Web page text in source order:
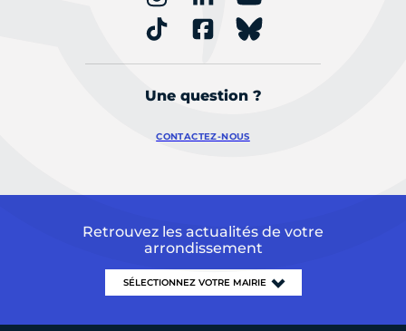
Une question ?
CONTACTEZ-NOUS
Retrouvez les actualités de votre
arrondissement